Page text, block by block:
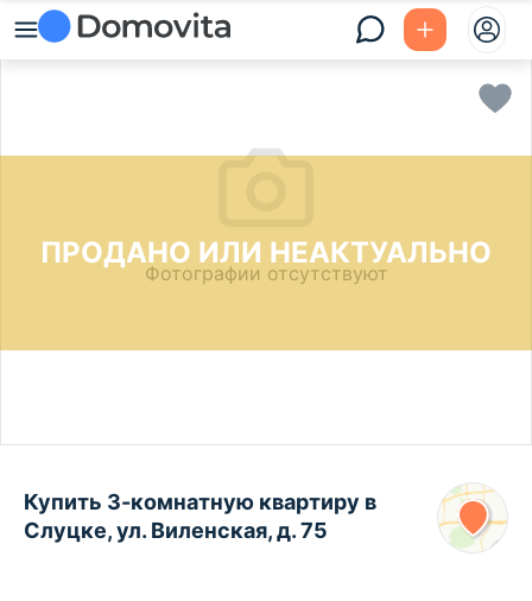
ПРОДАНО ИЛИ НЕАКТУАЛЬНО
Фотографии отсутствуют
Купить 3-комнатную квартиру в
Слуцке, ул. Виленская, д. 75